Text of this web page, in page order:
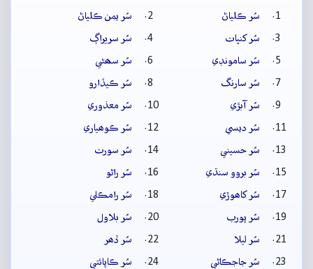
سُر ڪلياڻ
سُر يمن ڪلياڻ
سُر کنڀات
سُر سريراڳ
سُر سامونڊي
سُر سھڻي
سُر سارنگ
سُر ڪيڏارو
سُر آبڙي
سُر معذوري
سُر ديسي
سُر ڪوھياري
سُر حسيني
سُر سورٺ
سُر بروو سنڌي
سُر راڻو
سُر کاھوڙي
سُر رامڪلي
سُر پورب
سُر بلاول
سُر ليلا
سُر ڏھر
سُر جاجڪاڻي
سُر ڪاپائتي